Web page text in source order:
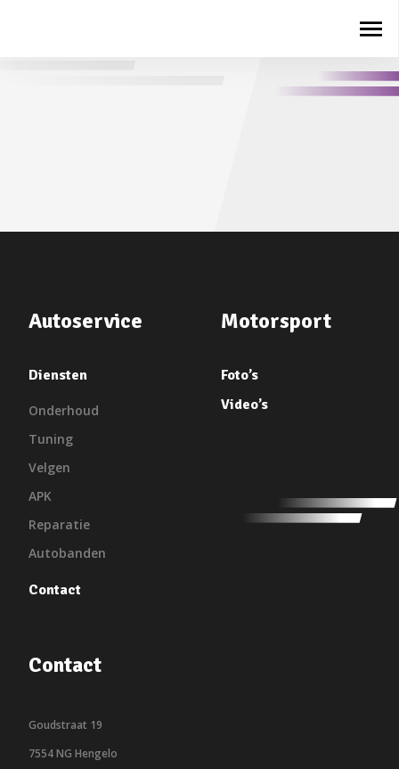
Autoservice
Diensten
Onderhoud
Tuning
Velgen
APK
Reparatie
Autobanden
Contact
Motorsport
Foto’s
Video’s
Contact
Goudstraat 19
7554 NG Hengelo